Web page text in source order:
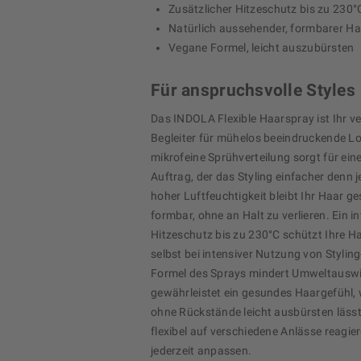
Zusätzlicher Hitzeschutz bis zu
Natürlich aussehender, formbarer
Vegane Formel, leicht auszubürsten
Für anspruchsvolle Styles
Das INDOLA Flexible Haarspray ist Ihr
Begleiter für mühelos beeindruckende
mikrofeine Sprühverteilung sorgt für
Auftrag, der das Styling einfacher denn
hoher Luftfeuchtigkeit bleibt Ihr Haar
formbar, ohne an Halt zu verlieren. Ein
Hitzeschutz bis zu 230°C schützt Ihre
selbst bei intensiver Nutzung von
Formel des Sprays mindert
gewährleistet ein gesundes Haargefühl,
ohne Rückstände leicht ausbürsten
flexibel auf verschiedene Anlässe
jederzeit anpassen.